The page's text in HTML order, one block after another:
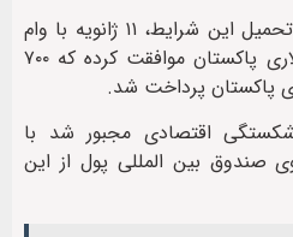
این نهاد بین المللی در ازای تحمیل این شرایط، ۱۱ ژانویه با وام
یک میلیارد و ۲۰۰ میلیون دلاری پاکستان موافقت کرده که ۷۰۰
پاکستان پرداخت شد.
اقتصادی مجبور شد با
بین المللی پول از این